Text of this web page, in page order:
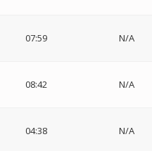
07:59 N/A
08:42 N/A
04:38 N/A